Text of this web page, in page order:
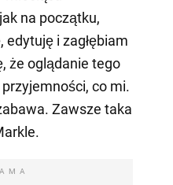
na początku,
edytuję i zagłębiam
że oglądanie tego
co mi.
Zawsze taka